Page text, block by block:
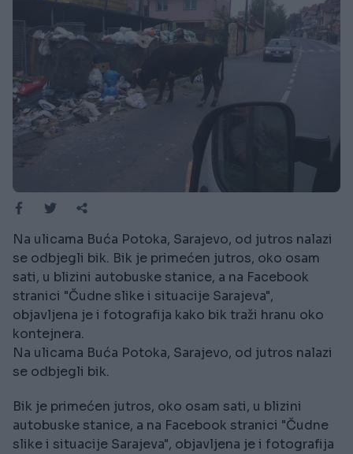
Na ulicama Buća Potoka, Sarajevo, od jutros nalazi
se odbjegli bik. Bik je primećen jutros, oko osam
sati, u blizini autobuske stanice, a na Facebook
stranici "Čudne slike i situacije Sarajeva",
objavljena je i fotografija kako bik traži hranu oko
kontejnera.
Na ulicama Buća Potoka, Sarajevo, od jutros nalazi
se odbjegli bik.
Bik je primećen jutros, oko osam sati, u blizini
autobuske stanice, a na Facebook stranici "Čudne
slike i situacije Sarajeva", objavljena je i fotografija